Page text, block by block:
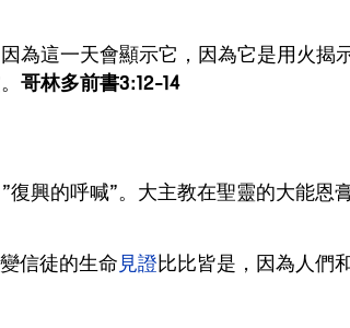
為這一天會顯示它，因為它是用火揭
哥林多前書3:12-14
興的呼喊”。大主教在聖靈的大能恩
信徒的生命見證比比皆是，因為人們